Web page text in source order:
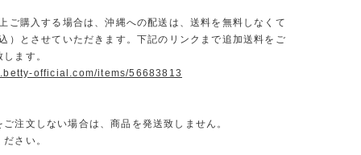
購入する場合は、沖縄への配送は、送料を無料しなくて
）とさせていただきます。下記のリンクまで追加送料をご
ます。
official.com/items/56683813
注文しない場合は、商品を発送致しません。
さい。